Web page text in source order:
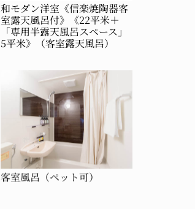
和モダン洋室《信楽焼陶器客
室露天風呂付》《22平米＋
「専用半露天風呂スペース」
5平米》（客室露天風呂）
客室風呂（ペット可）